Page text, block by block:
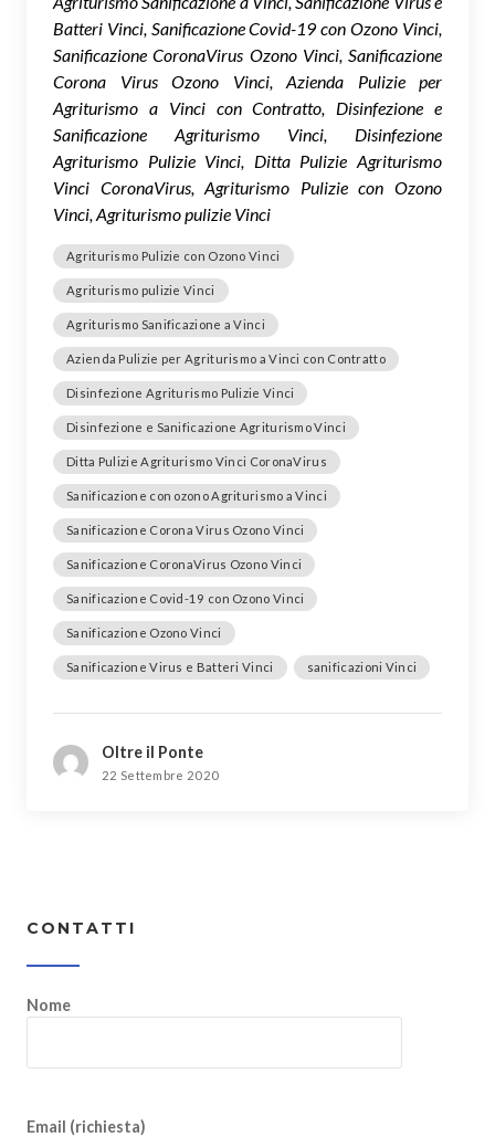
Batteri Vinci, Sanificazione Covid-19 con Ozono Vinci,
Sanificazione CoronaVirus Ozono Vinci, Sanificazione
Corona Virus Ozono Vinci, Azienda Pulizie per
Agriturismo a Vinci con Contratto, Disinfezione e
Sanificazione Agriturismo Vinci, Disinfezione
Agriturismo Pulizie Vinci, Ditta Pulizie Agriturismo
Vinci CoronaVirus, Agriturismo Pulizie con Ozono
Vinci, Agriturismo pulizie Vinci
Agriturismo Pulizie con Ozono Vinci
Agriturismo pulizie Vinci
Agriturismo Sanificazione a Vinci
Azienda Pulizie per Agriturismo a Vinci con Contratto
Disinfezione Agriturismo Pulizie Vinci
Disinfezione e Sanificazione Agriturismo Vinci
Ditta Pulizie Agriturismo Vinci CoronaVirus
Sanificazione con ozono Agriturismo a Vinci
Sanificazione Corona Virus Ozono Vinci
Sanificazione CoronaVirus Ozono Vinci
Sanificazione Covid-19 con Ozono Vinci
Sanificazione Ozono Vinci
Sanificazione Virus e Batteri Vinci sanificazioni Vinci
Oltre il Ponte
22 Settembre 2020
CONTATTI
Nome
Email (richiesta)